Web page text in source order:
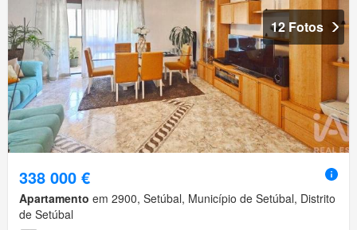
12 Fotos
338 000 €
Apartamento em 2900, Setúbal, Município de Setúbal, Distrito
de Setúbal